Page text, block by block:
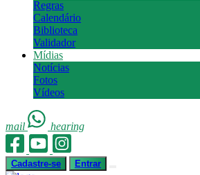
Regras
Calendário
Biblioteca
Validador
Mídias
Notícias
Fotos
Vídeos
mail hearing
Cadastre-se Entrar